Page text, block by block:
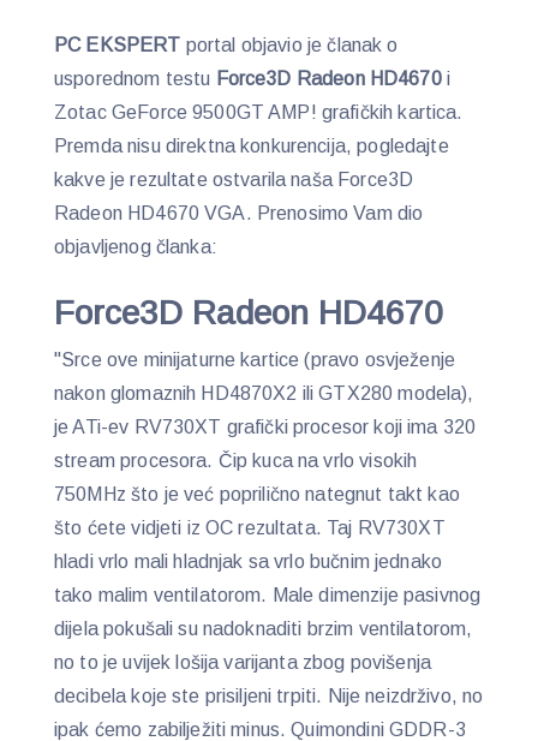
PC EKSPERT portal objavio je članak o
usporednom testu Force3D Radeon HD4670 i
Zotac GeForce 9500GT AMP! grafičkih kartica.
Premda nisu direktna konkurencija, pogledajte
kakve je rezultate ostvarila naša Force3D
Radeon HD4670 VGA. Prenosimo Vam dio
objavljenog članka:
Force3D Radeon HD4670
"Srce ove minijaturne kartice (pravo osvježenje
nakon glomaznih HD4870X2 ili GTX280 modela),
je ATi-ev RV730XT grafički procesor koji ima 320
stream procesora. Čip kuca na vrlo visokih
750MHz što je već poprilično nategnut takt kao
što ćete vidjeti iz OC rezultata. Taj RV730XT
hladi vrlo mali hladnjak sa vrlo bučnim jednako
tako malim ventilatorom. Male dimenzije pasivnog
dijela pokušali su nadoknaditi brzim ventilatorom,
no to je uvijek lošija varijanta zbog povišenja
decibela koje ste prisiljeni trpiti. Nije neizdrživo, no
ipak ćemo zabilježiti minus. Quimondini GDDR-3